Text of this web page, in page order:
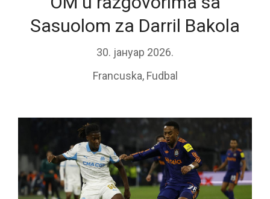
Sasuolom za Darril Bakola
30. јануар 2026.
Francuska, Fudbal